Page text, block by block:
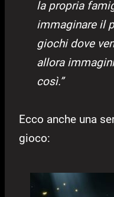
la propria
immaginare il
giochi dove
allora
così.”
Ecco anche una
gioco: